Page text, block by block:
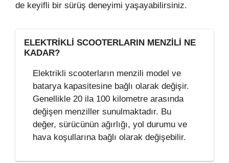
de keyifli bir sürüş deneyimi yaşayabilirsiniz.
ELEKTRIKLI SCOOTERLARIN MENZILI NE
KADAR?
Elektrikli scooterların menzili model ve
batarya kapasitesine bağlı olarak değişir.
Genellikle 20 ila 100 kilometre arasında
değişen menziller sunulmaktadır. Bu
değer, sürücünün ağırlığı, yol durumu ve
hava koşullarına bağlı olarak değişebilir.